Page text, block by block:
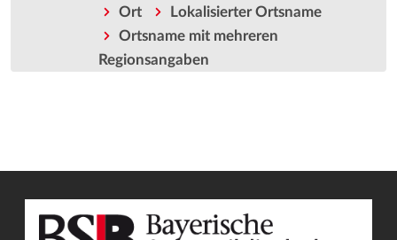
Ort
Lokalisierter Ortsname
Ortsname mit mehreren
Regionsangaben